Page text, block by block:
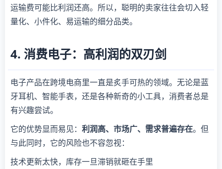
运输费可能比利润还高。所以，聪明的卖家往往会切入轻
量化、小件化、易运输的细分品类。
4. 消费电子：高利润的双刃剑
电子产品在跨境电商里一直是炙手可热的领域。无论是蓝
牙耳机、智能手表，还是各种新奇的小工具，消费者总是
有兴趣尝试。
它的优势显而易见： 利润高、市场广、需求普遍存在。但
与此同时，它的风险也不容忽视：
技术更新太快，库存一旦滞销就砸在手里